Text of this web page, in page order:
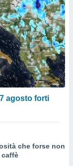
agosto forti
che forse non